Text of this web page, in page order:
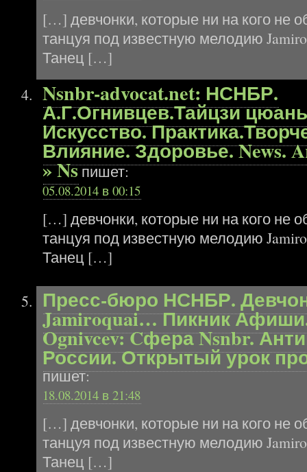
[…] девчонки, которые ни на кого не
танцуя под известную мелодию
Танец […]
Nsnbr-advocat.net: НСНБР.
А.Г.Огнивцев.Тайцзи
Искусство.
Влияние. Здоровье. News.
» Nsпишет:
05.08.2014 в 00:15
[…] девчонки, которые ни на кого не
танцуя под известную мелодию
Танец […]
Пресс-бюро НСНБР.
Jamiroquai… Пикник
Ognivcev: Cфера Nsnbr.
России. Открытый урок
пишет:
18.08.2014 в 21:48
[…] девчонки, которые ни на кого не
танцуя под известную мелодию
Танец […]